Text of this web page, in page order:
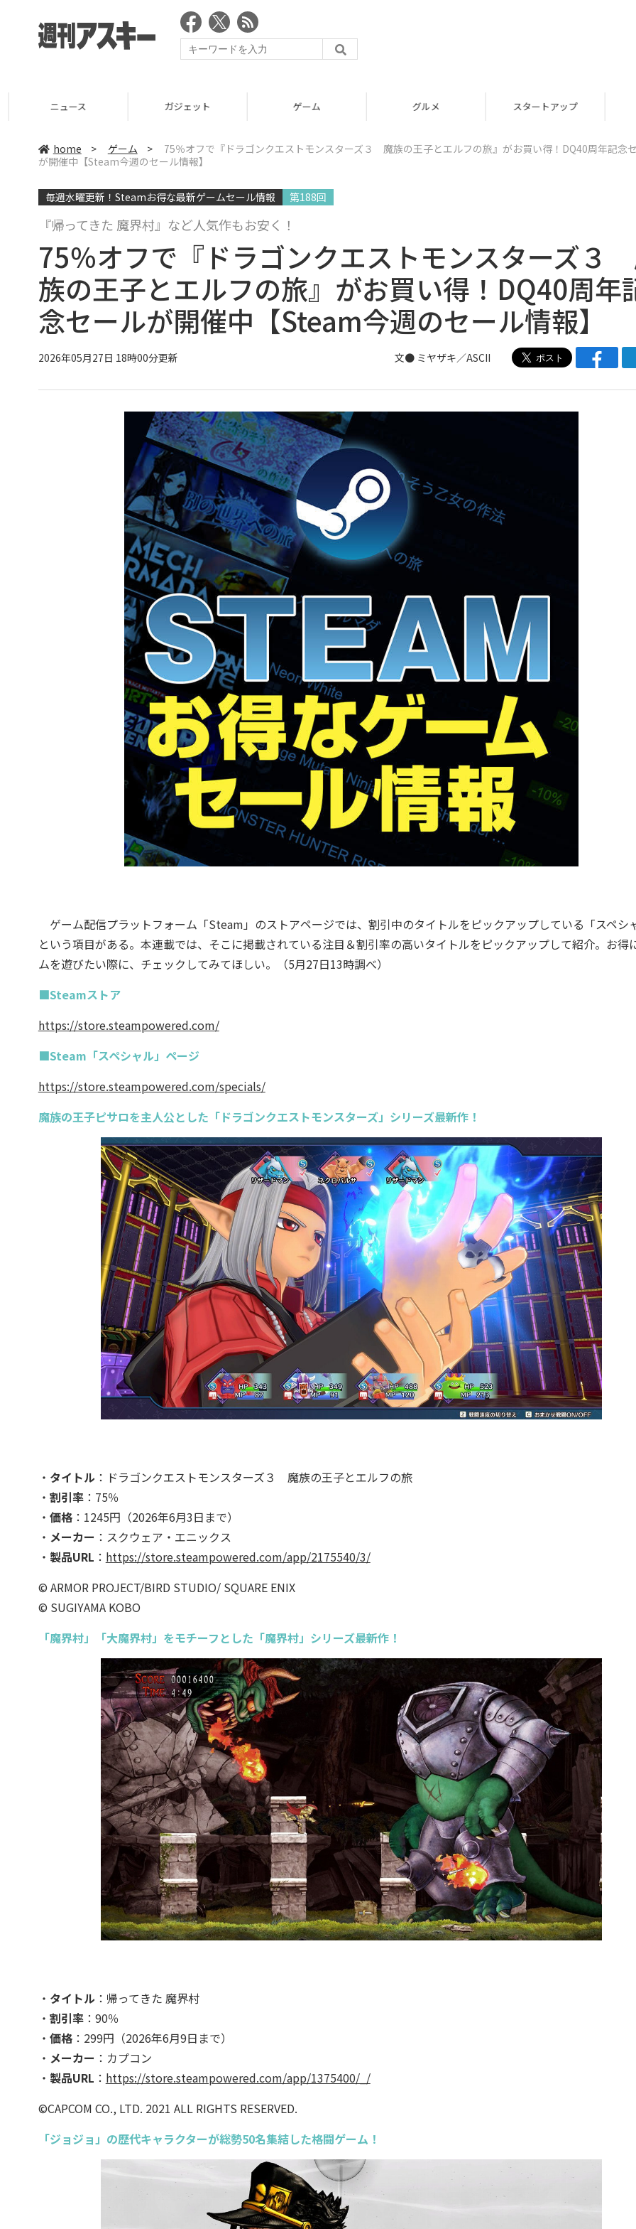
ニュース ガジェット ゲーム グルメ スタートアップ
home > ゲーム >
75％オフで『ドラゴンクエストモンスターズ３ 魔族の王子とエルフの旅』がお買い得！DQ40周年記念
が開催中【Steam今週のセール情報】
毎週水曜更新！Steamお得な最新ゲームセール情報 第188回
『帰ってきた 魔界村』など人気作もお安く！
75％オフで『ドラゴンクエストモンスターズ３
族の王子とエルフの旅』がお買い得！DQ40周年
念セールが開催中【Steam今週のセール情報】
2026年05月27日 18時00分更新 文● ミヤザキ／ASCII
ゲーム配信プラットフォーム「Steam」のストアページでは、割引中のタイトルをピックアップしている「スペシ
という項目がある。本連載では、そこに掲載されている注目＆割引率の高いタイトルをピックアップして紹介。お得
ムを遊びたい際に、チェックしてみてほしい。（5月27日13時調べ）
■Steamストア
https://store.steampowered.com/
■Steam「スペシャル」ページ
https://store.steampowered.com/specials/
魔族の王子ピサロを主人公とした「ドラゴンクエストモンスターズ」シリーズ最新作！
・ タイトル ：ドラゴンクエストモンスターズ３ 魔族の王子とエルフの旅
・ 割引率：75％
・ 価格：1245円（2026年6月3日まで）
・ メーカー ：スクウェア・エニックス
・ 製品URL ： https://store.steampowered.com/app/2175540/3/
© ARMOR PROJECT/BIRD STUDIO/ SQUARE ENIX
© SUGIYAMA KOBO
「魔界村」「大魔界村」をモチーフとした「魔界村」シリーズ最新作！
・ タイトル ：帰ってきた 魔界村
・ 割引率：90％
・ 価格：299円（2026年6月9日まで）
・ メーカー ：カプコン
・ 製品URL ： https://store.steampowered.com/app/1375400/_/
©CAPCOM CO., LTD. 2021 ALL RIGHTS RESERVED.
「ジョジョ」の歴代キャラクターが総勢50名集結した格闘ゲーム！